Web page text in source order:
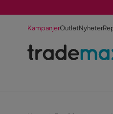
KampanjerOutletNyheter